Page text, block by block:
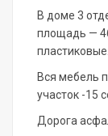
В доме 3
площадь —
пластиковые.
Вся мебель
участок -15
Дорога